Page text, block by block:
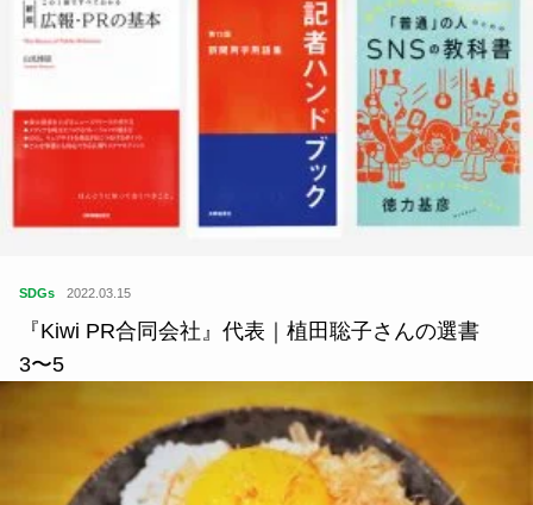
SDGs 2022.03.15
『Kiwi PR合同会社』代表｜植田聡子さんの選書
3〜5